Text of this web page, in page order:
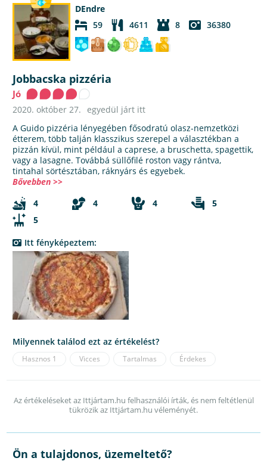
DEndre
59
4611 8 36380
Jobbacska pizzéria
Jó
2020. október 27.
egyedül járt itt
A Guido pizzéria lényegében fősodratú olasz-nemzetközi
étterem, több talján klasszikus szerepel a választékban a
pizzán kívül, mint például a caprese, a bruschetta, spagettik,
vagy a lasagne. Továbbá süllőfilé roston vagy rántva,
tintahal sörtésztában, ráknyárs és egyebek.
Bővebben >>
4
4 4
5
5
Itt fényképeztem:
Milyennek találod ezt az értékelést?
Hasznos 1 Vicces Tartalmas Érdekes
Az értékeléseket az Ittjártam.hu felhasználói írták, és nem feltétlenül
tükrözik az Ittjártam.hu véleményét.
Ön a tulajdonos, üzemeltető?